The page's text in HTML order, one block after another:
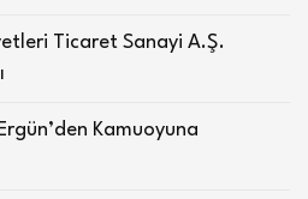
Ticaret Sanayi A.Ş.
Kamuoyuna